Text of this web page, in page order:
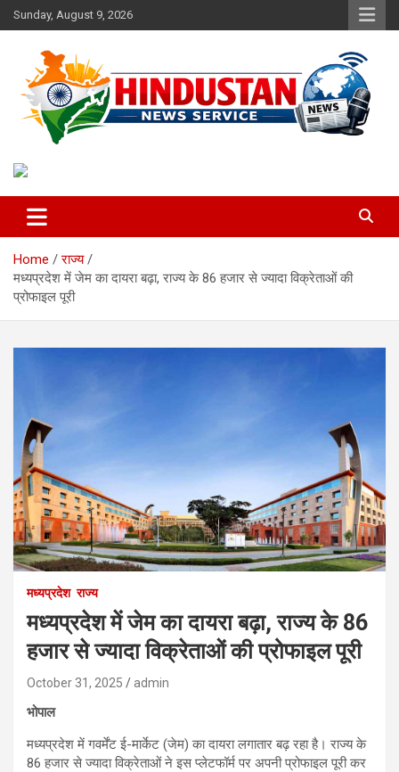
Skip
to
Sunday, August 9, 2026
Hindustan News Service
Home
राज्य
मध्यप्रदेश में जेम का दायरा बढ़ा, राज्य के 86 हजार से ज्यादा विक्रेताओं की
प्रोफाइल पूरी
मध्यप्रदेश राज्य
मध्यप्रदेश में जेम का दायरा बढ़ा, राज्य के 86
हजार से ज्यादा विक्रेताओं की प्रोफाइल पूरी
October 31, 2025 admin
भोपाल
मध्यप्रदेश में गवर्मेंट ई-मार्केट (जेम) का दायरा लगातार बढ़ रहा है। राज्य के
86 हजार से ज्यादा विक्रेताओं ने इस प्लेटफॉर्म पर अपनी प्रोफाइल पूरी कर